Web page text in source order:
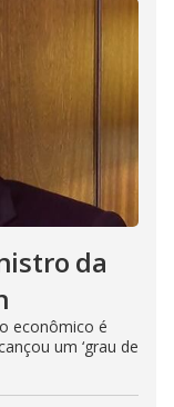
da
econômico é
um ‘grau de